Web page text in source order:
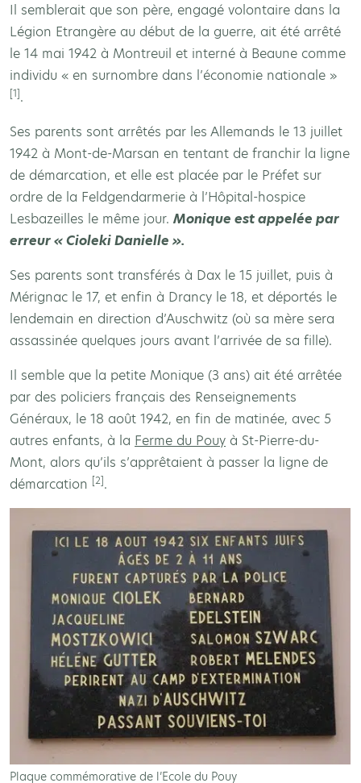
Il semblerait que son père, engagé volontaire dans la
Légion Etrangère au début de la guerre, ait été arrêté
le 14 mai 1942 à Montreuil et interné à Beaune comme
individu « en surnombre dans l’économie nationale »
[1].
Ses parents sont arrêtés par les Allemands le 13 juillet
1942 à Mont-de-Marsan en tentant de franchir la ligne
de démarcation, et elle est placée par le Préfet sur
ordre de la Feldgendarmerie à l’Hôpital-hospice
Lesbazeilles le même jour. Monique est appelée par
erreur « Cioleki Danielle ».
Ses parents sont transférés à Dax le 15 juillet, puis à
Mérignac le 17, et enfin à Drancy le 18, et déportés le
lendemain en direction d’Auschwitz (où sa mère sera
assassinée quelques jours avant l’arrivée de sa fille).
Il semble que la petite Monique (3 ans) ait été arrêtée
par des policiers français des Renseignements
Généraux, le 18 août 1942, en fin de matinée, avec 5
autres enfants, à la Ferme du Pouy à St-Pierre-du-
Mont, alors qu’ils s’apprêtaient à passer la ligne de
démarcation [2].
Plaque commémorative de l’Ecole du Pouy